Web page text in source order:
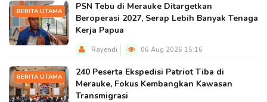
BERITA UTAMA
PSN Tebu di Merauke Ditargetkan
Beroperasi 2027, Serap Lebih Banyak Tenaga
Kerja Papua
Rayendi 06 Aug 2026 15:16
BERITA UTAMA
240 Peserta Ekspedisi Patriot Tiba di
Merauke, Fokus Kembangkan Kawasan
Transmigrasi